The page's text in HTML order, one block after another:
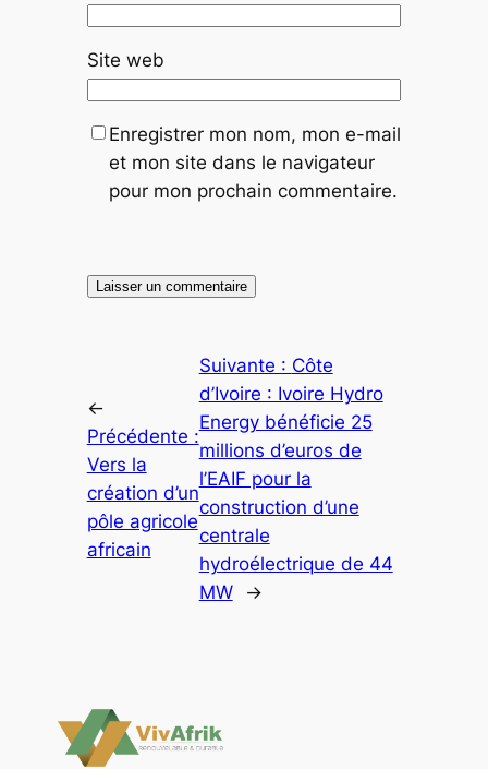
Site web
Enregistrer mon nom, mon e-mail
et mon site dans le navigateur
pour mon prochain commentaire.
←
Précédente :
Vers la
création d’un
pôle agricole
africain
Suivante : Côte
d’Ivoire : Ivoire Hydro
Energy bénéficie 25
millions d’euros de
l’EAIF pour la
construction d’une
centrale
hydroélectrique de 44
MW
→